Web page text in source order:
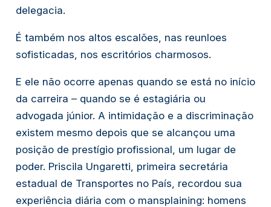
delegacia.
É também nos altos escalões, nas reunIoes
sofisticadas, nos escritórios charmosos.
E ele não ocorre apenas quando se está no início
da carreira – quando se é estagiária ou
advogada júnior. A intimidação e a discriminação
existem mesmo depois que se alcançou uma
posição de prestígio profissional, um lugar de
poder. Priscila Ungaretti, primeira secretária
estadual de Transportes no País, recordou sua
experiência diária com o mansplaining: homens